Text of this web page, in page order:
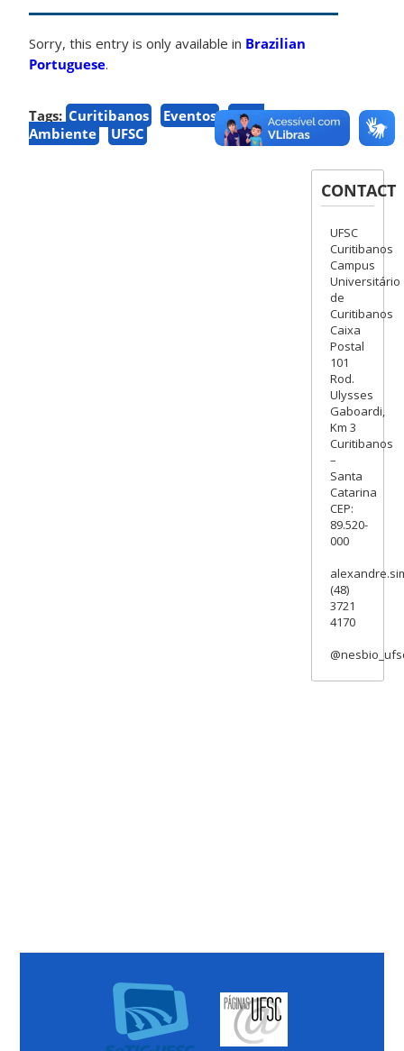
Sorry, this entry is only available in Brazilian
Portuguese.
Tags: Curitibanos Eventos
Meio
Ambiente
UFSC
CONTACT
UFSC
Curitibanos
Campus
Universitário
de
Curitibanos
Caixa
Postal
101
Rod.
Ulysses
Gaboardi,
Km 3
Curitibanos
–
Santa
Catarina
CEP:
89.520-
000
(48)
3721
4170